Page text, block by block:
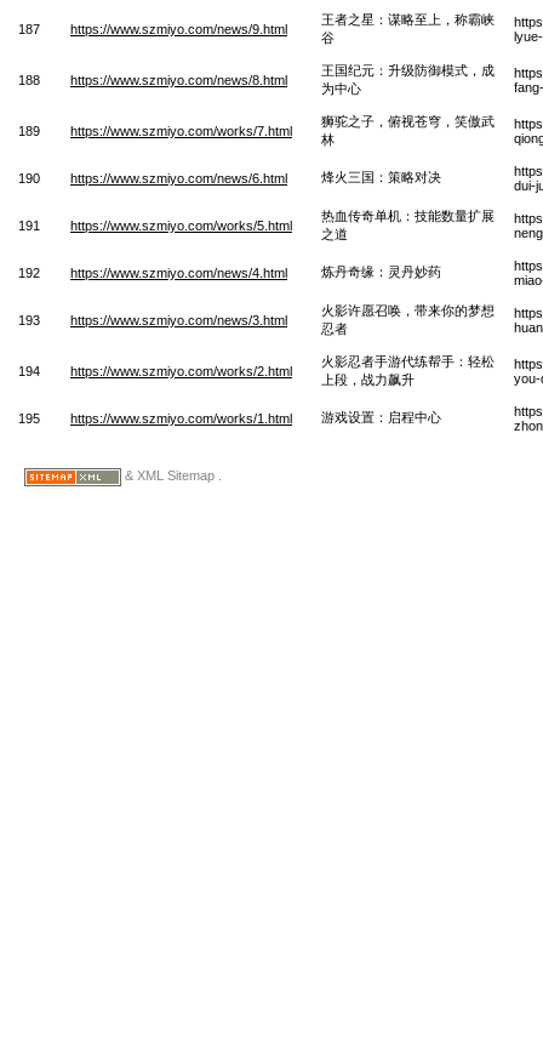
187 https://www.szmiyo.com/news/9.html
王者之星：谋略至上，称霸峡
谷
188 https://www.szmiyo.com/news/8.html
王国纪元：升级防御模式，成
为中心
189 https://www.szmiyo.com/works/7.html
狮驼之子，俯视苍穹，笑傲武
林
190 https://www.szmiyo.com/news/6.html 烽火三国：策略对决
dui-
191 https://www.szmiyo.com/works/5.html
热血传奇单机：技能数量扩展
之道
192 https://www.szmiyo.com/news/4.html 炼丹奇缘：灵丹妙药
193 https://www.szmiyo.com/news/3.html
火影许愿召唤，带来你的梦想
忍者
194 https://www.szmiyo.com/works/2.html
火影忍者手游代练帮手：轻松
上段，战力飙升
you-
195 https://www.szmiyo.com/works/1.html 游戏设置：启程中心
& XML Sitemap .